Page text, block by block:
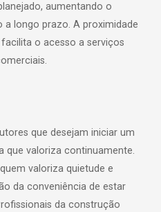
aumentando o
longo prazo. A proximidade
o acesso a serviços
que desejam iniciar um
que valoriza continuamente.
valoriza quietude e
da conveniência de estar
da construção